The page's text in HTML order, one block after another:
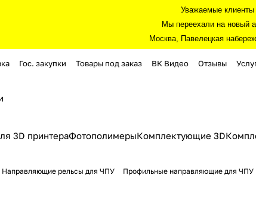
Уважаемые клиенты
Мы переехали на новый
Москва, Павелецкая
Гос. закупки Товары под заказ ВК Видео Отзывы
3D принтераФотополимерыКомплектующие 3D
Направляющие рельсы для ЧПУ Профильные направляющие для ЧПУ